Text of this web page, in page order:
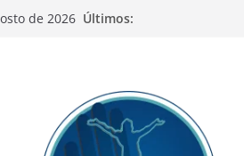
de 2026 Últimos: